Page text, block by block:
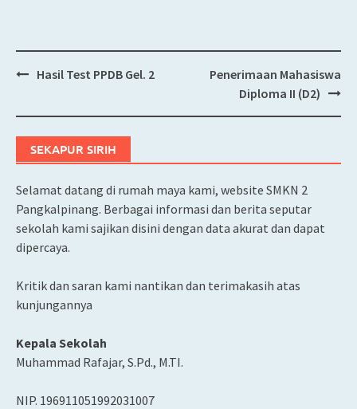
Hasil Test PPDB Gel. 2
Penerimaan Mahasiswa
Diploma II (D2)
SEKAPUR SIRIH
Selamat datang di rumah maya kami, website SMKN 2
Pangkalpinang. Berbagai informasi dan berita seputar
sekolah kami sajikan disini dengan data akurat dan dapat
dipercaya.
Kritik dan saran kami nantikan dan terimakasih atas
kunjungannya
Kepala Sekolah
Muhammad Rafajar, S.Pd., M.TI.
NIP. 196911051992031007